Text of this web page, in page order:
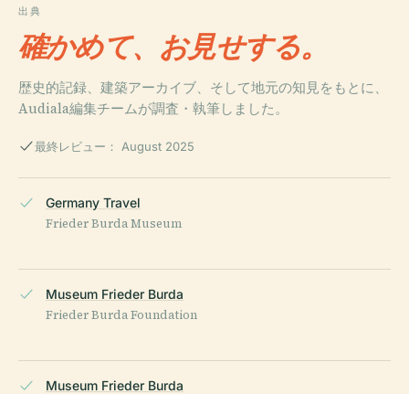
出典
確かめて、お見せする。
歴史的記録、建築アーカイブ、そして地元の知見をもとに、
Audiala編集チームが調査・執筆しました。
最終レビュー： August 2025
Germany Travel
Frieder Burda Museum
Museum Frieder Burda
Frieder Burda Foundation
Museum Frieder Burda